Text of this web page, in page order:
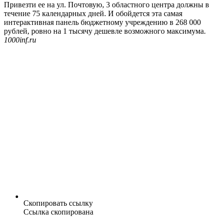
Привезти ее на ул. Почтовую, 3 областного центра должны в
течение 75 календарных дней. И обойдется эта самая
интерактивная панель бюджетному учреждению в 268 000
рублей, ровно на 1 тысячу дешевле возможного максимума.
1000inf.ru
Скопировать ссылку
Ссылка скопирована